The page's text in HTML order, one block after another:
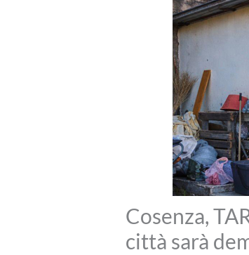
Cosenza,
città sarà